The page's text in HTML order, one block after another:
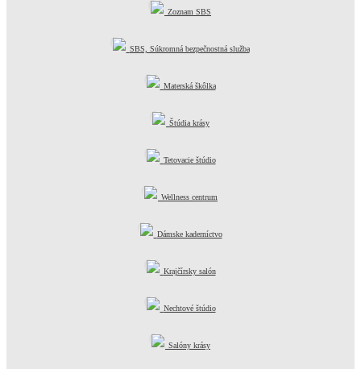
Zoznam SBS
SBS, Súkromná bezpečnostná služba
Materská škôlka
Štúdia krásy
Tetovacie štúdio
Wellness centrum
Dámske kaderníctvo
Krajčírsky salón
Nechtové štúdio
Salóny krásy